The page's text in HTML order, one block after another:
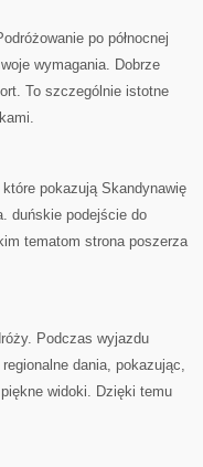
po północnej
wymagania. Dobrze
To szczególnie istotne
pokazują Skandynawię
duńskie podejście do
tematom strona poszerza
Podczas wyjazdu
dania, pokazując,
widoki. Dzięki temu